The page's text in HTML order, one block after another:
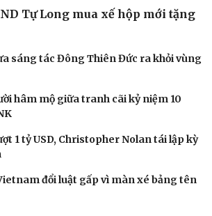
đội tuyển nữ Việt Nam ở đấu trường
Xác định thời điểm ĐT Việt Nam thi đấu